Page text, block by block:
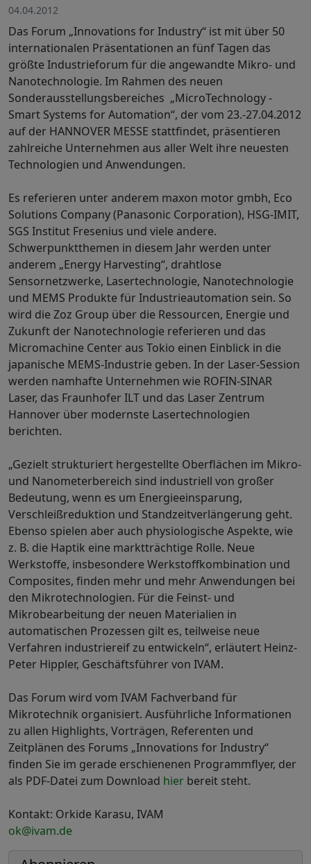
04.04.2012
Das Forum „Innovations for Industry“ ist mit über 50
internationalen Präsentationen an fünf Tagen das
größte Industrieforum für die angewandte Mikro- und
Nanotechnologie. Im Rahmen des neuen
Sonderausstellungsbereiches „MicroTechnology -
Smart Systems for Automation“, der vom 23.-27.04.2012
auf der HANNOVER MESSE stattfindet, präsentieren
zahlreiche Unternehmen aus aller Welt ihre neuesten
Technologien und Anwendungen.
Es referieren unter anderem maxon motor gmbh, Eco
Solutions Company (Panasonic Corporation), HSG-IMIT,
SGS Institut Fresenius und viele andere.
Schwerpunktthemen in diesem Jahr werden unter
anderem „Energy Harvesting“, drahtlose
Sensornetzwerke, Lasertechnologie, Nanotechnologie
und MEMS Produkte für Industrieautomation sein. So
wird die Zoz Group über die Ressourcen, Energie und
Zukunft der Nanotechnologie referieren und das
Micromachine Center aus Tokio einen Einblick in die
japanische MEMS-Industrie geben. In der Laser-Session
werden namhafte Unternehmen wie ROFIN-SINAR
Laser, das Fraunhofer ILT und das Laser Zentrum
Hannover über modernste Lasertechnologien
berichten.
„Gezielt strukturiert hergestellte Oberflächen im Mikro-
und Nanometerbereich sind industriell von großer
Bedeutung, wenn es um Energieeinsparung,
Verschleißreduktion und Standzeitverlängerung geht.
Ebenso spielen aber auch physiologische Aspekte, wie
z. B. die Haptik eine marktträchtige Rolle. Neue
Werkstoffe, insbesondere Werkstoffkombination und
Composites, finden mehr und mehr Anwendungen bei
den Mikrotechnologien. Für die Feinst- und
Mikrobearbeitung der neuen Materialien in
automatischen Prozessen gilt es, teilweise neue
Verfahren industriereif zu entwickeln“, erläutert Heinz-
Peter Hippler, Geschäftsführer von IVAM.
Das Forum wird vom IVAM Fachverband für
Mikrotechnik organisiert. Ausführliche Informationen
zu allen Highlights, Vorträgen, Referenten und
Zeitplänen des Forums „Innovations for Industry“
finden Sie im gerade erschienenen Programmflyer, der
als PDF-Datei zum Download hier bereit steht.
Kontakt: Orkide Karasu, IVAM
ok@ivam.de